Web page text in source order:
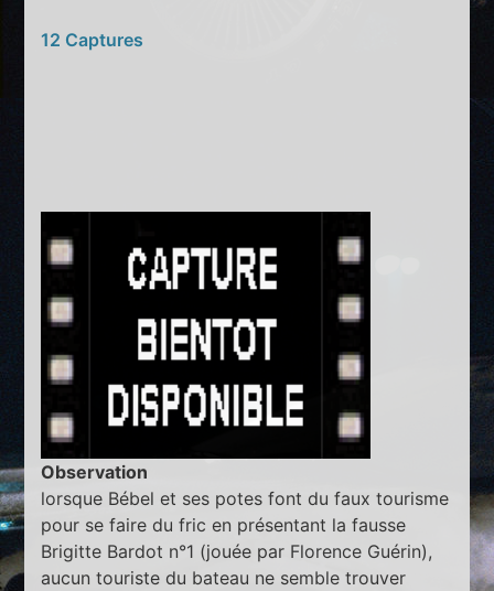
12 Captures
Observation
lorsque Bébel et ses potes font du faux tourisme
pour se faire du fric en présentant la fausse
Brigitte Bardot n°1 (jouée par Florence Guérin),
aucun touriste du bateau ne semble trouver